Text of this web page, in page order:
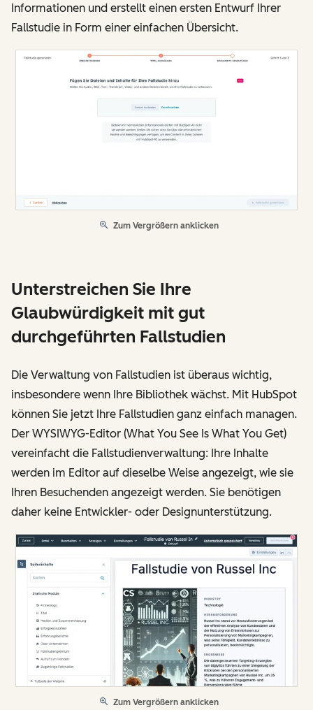
Informationen und erstellt einen ersten Entwurf Ihrer
Fallstudie in Form einer einfachen Übersicht.
Zum Vergrößern anklicken
Unterstreichen Sie Ihre
Glaubwürdigkeit mit gut
durchgeführten Fallstudien
Die Verwaltung von Fallstudien ist überaus wichtig,
insbesondere wenn Ihre Bibliothek wächst. Mit HubSpot
können Sie jetzt Ihre Fallstudien ganz einfach managen.
Der WYSIWYG-Editor (What You See Is What You Get)
vereinfacht die Fallstudienverwaltung: Ihre Inhalte
werden im Editor auf dieselbe Weise angezeigt, wie sie
Ihren Besuchenden angezeigt werden. Sie benötigen
daher keine Entwickler- oder Designunterstützung.
Zum Vergrößern anklicken